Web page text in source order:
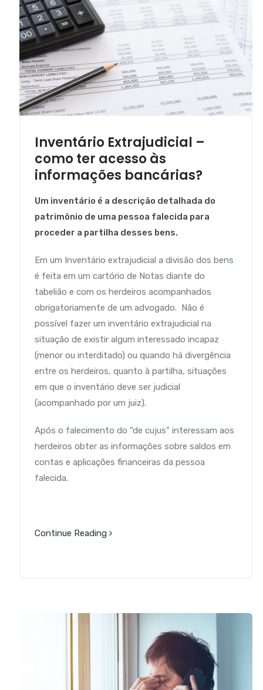
Inventário Extrajudicial –
como ter acesso às
informações bancárias?
Um inventário é a descrição detalhada do
patrimônio de uma pessoa falecida para
proceder a partilha desses bens.
Em um Inventário extrajudicial a divisão dos bens
é feita em um cartório de Notas diante do
tabelião e com os herdeiros acompanhados
obrigatoriamente de um advogado. Não é
possível fazer um inventário extrajudicial na
situação de existir algum interessado incapaz
(menor ou interditado) ou quando há divergência
entre os herdeiros, quanto à partilha, situações
em que o inventário deve ser judicial
(acompanhado por um juiz).
Após o falecimento do “de cujus” interessam aos
herdeiros obter as informações sobre saldos em
contas e aplicações financeiras da pessoa
falecida.
Continue Reading